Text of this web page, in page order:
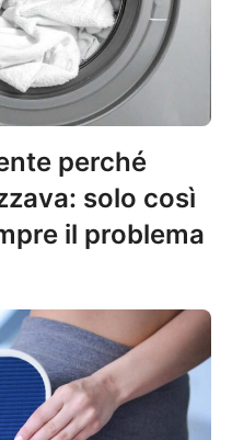
perché
solo così
il problema